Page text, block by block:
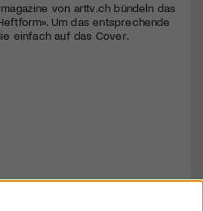
von arttv.ch bündeln das
Um das entsprechende
einfach auf das Cover.